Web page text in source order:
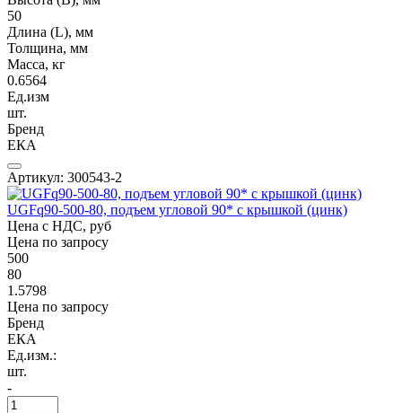
50
Длина (L), мм
Толщина, мм
Масса, кг
0.6564
Ед.изм
шт.
Бренд
ЕКА
Артикул: 300543-2
UGFq90-500-80, подъем угловой 90* с крышкой (цинк)
Цена с НДС, руб
Цена по запросу
500
80
1.5798
Цена по запросу
Бренд
ЕКА
Ед.изм.:
шт.
-